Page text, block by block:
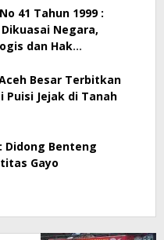
41 Tahun 1999 :
Negara,
dan Hak
Besar Terbitkan
Puisi Jejak di Tanah
Didong Benteng
Gayo